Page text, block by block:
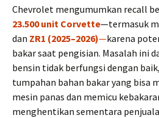
Chevrolet mengumumkan recall
23.500 unit Corvette—termasuk
dan ZR1 (2025–2026)—karena
bakar saat pengisian. Masalah ini
bensin tidak berfungsi dengan
tumpahan bahan bakar yang bisa
mesin panas dan memicu
menghentikan sementara